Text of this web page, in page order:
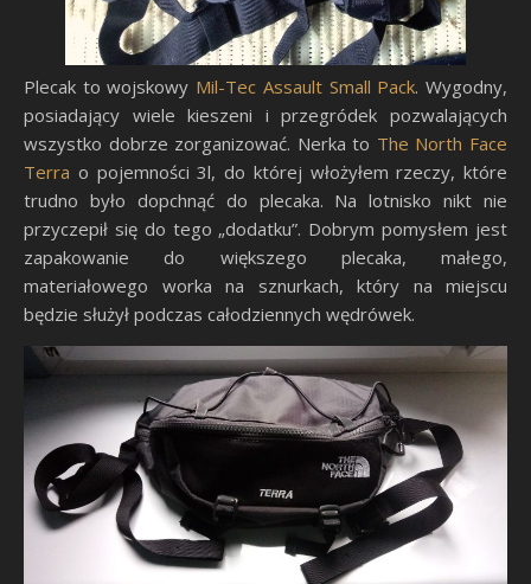
Plecak to wojskowy Mil-Tec Assault Small Pack. Wygodny,
posiadający wiele kieszeni i przegródek pozwalających
wszystko dobrze zorganizować. Nerka to The North Face
Terra o pojemności 3l, do której włożyłem rzeczy, które
trudno było dopchnąć do plecaka. Na lotnisko nikt nie
przyczepił się do tego „dodatku”. Dobrym pomysłem jest
zapakowanie do większego plecaka, małego,
materiałowego worka na sznurkach, który na miejscu
będzie służył podczas całodziennych wędrówek.